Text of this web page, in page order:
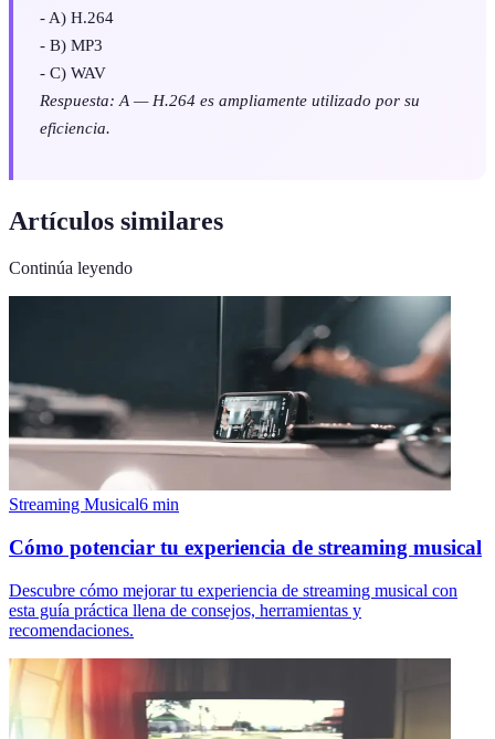
- A) H.264
- B) MP3
- C) WAV
Respuesta: A — H.264 es ampliamente utilizado por su
eficiencia.
Artículos similares
Continúa leyendo
Streaming Musical6 min
Cómo potenciar tu experiencia de streaming musical
Descubre cómo mejorar tu experiencia de streaming musical con
esta guía práctica llena de consejos, herramientas y
recomendaciones.